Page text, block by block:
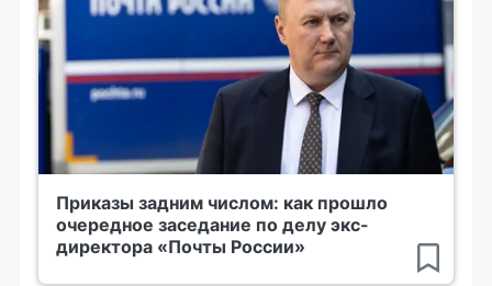
Приказы задним числом: как прошло
очередное заседание по делу экс-
директора «Почты России»